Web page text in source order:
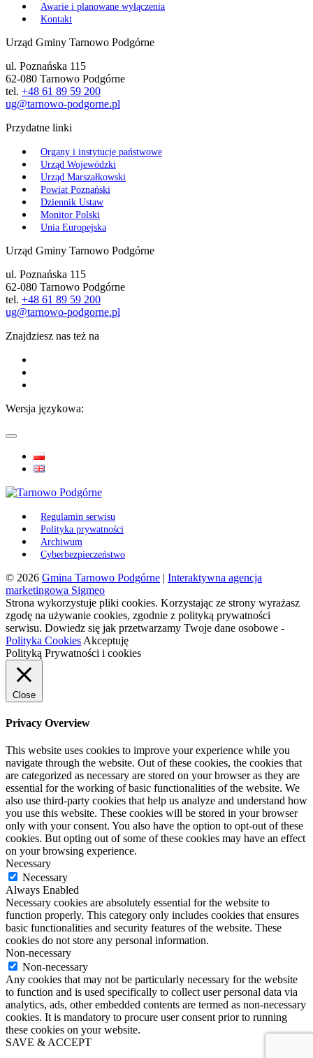
Awarie i planowane wyłączenia
Kontakt
Urząd Gminy Tarnowo Podgórne
ul. Poznańska 115
62-080 Tarnowo Podgórne
tel. +48 61 89 59 200
ug@tarnowo-podgorne.pl
Przydatne linki
Organy i instytucje państwowe
Urząd Wojewódzki
Urząd Marszałkowski
Powiat Poznański
Dziennik Ustaw
Monitor Polski
Unia Europejska
Urząd Gminy Tarnowo Podgórne
ul. Poznańska 115
62-080 Tarnowo Podgórne
tel. +48 61 89 59 200
ug@tarnowo-podgorne.pl
Znajdziesz nas też na
Wersja językowa:
Regulamin serwisu
Polityka prywatności
Archiwum
Cyberbezpieczeństwo
© 2026 Gmina Tarnowo Podgórne | Interaktywna agencja
marketingowa Sigmeo
Strona wykorzystuje pliki cookies. Korzystając ze strony wyrażasz
zgodę na używanie cookies, zgodnie z polityką prywatności
serwisu. Dowiedz się jak przetwarzamy Twoje dane osobowe -
Polityka Cookies Akceptuję
Polityką Prywatności i cookies
Close
Privacy Overview
This website uses cookies to improve your experience while you
navigate through the website. Out of these cookies, the cookies that
are categorized as necessary are stored on your browser as they are
essential for the working of basic functionalities of the website. We
also use third-party cookies that help us analyze and understand how
you use this website. These cookies will be stored in your browser
only with your consent. You also have the option to opt-out of these
cookies. But opting out of some of these cookies may have an effect
on your browsing experience.
Necessary
Necessary
Always Enabled
Necessary cookies are absolutely essential for the website to
function properly. This category only includes cookies that ensures
basic functionalities and security features of the website. These
cookies do not store any personal information.
Non-necessary
Non-necessary
Any cookies that may not be particularly necessary for the website
to function and is used specifically to collect user personal data via
analytics, ads, other embedded contents are termed as non-necessary
cookies. It is mandatory to procure user consent prior to running
these cookies on your website.
SAVE & ACCEPT